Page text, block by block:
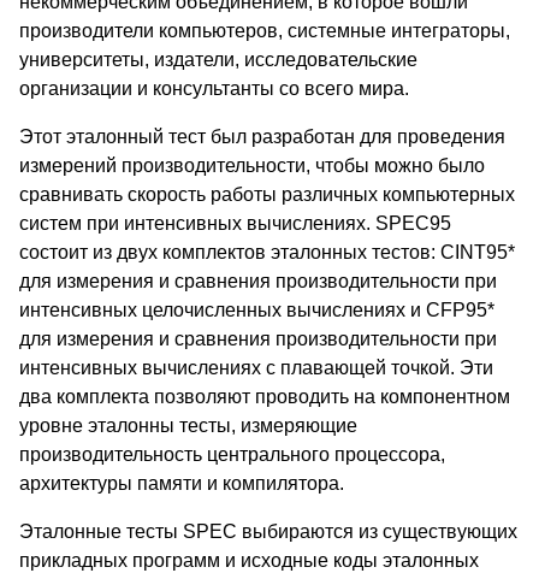
производители компьютеров, системные интеграторы,
университеты, издатели, исследовательские
организации и консультанты со всего мира.
Этот эталонный тест был разработан для проведения
измерений производительности, чтобы можно было
сравнивать скорость работы различных компьютерных
систем при интенсивных вычислениях. SPEC95
состоит из двух комплектов эталонных тестов: CINT95*
для измерения и сравнения производительности при
интенсивных целочисленных вычислениях и CFP95*
для измерения и сравнения производительности при
интенсивных вычислениях с плавающей точкой. Эти
два комплекта позволяют проводить на компонентном
уровне эталонны тесты, измеряющие
производительность центрального процессора,
архитектуры памяти и компилятора.
Эталонные тесты SPEC выбираются из существующих
прикладных программ и исходные коды эталонных